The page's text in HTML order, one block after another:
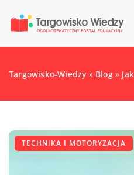
Targowisko-Wiedzy » Blog»
TECHNIKA I MOTORYZACJA